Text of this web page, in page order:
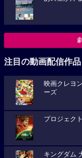
注目の動画配信作品
映画クレヨ
ーズ
プロジェク
キングダム